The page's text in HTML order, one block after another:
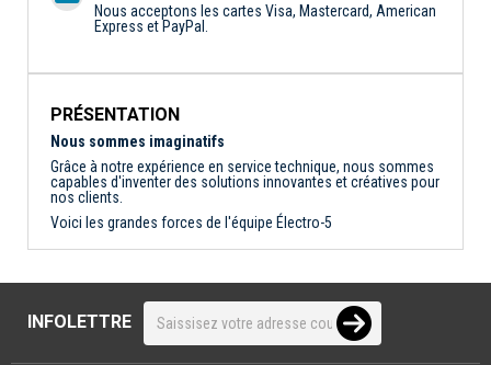
Nous acceptons les cartes Visa, Mastercard, American
Express et PayPal.
PRÉSENTATION
Nous sommes imaginatifs
Grâce à notre expérience en service technique, nous sommes
capables d'inventer des solutions innovantes et créatives pour
nos clients.
Voici les grandes forces de l'équipe Électro-5
INFOLETTRE